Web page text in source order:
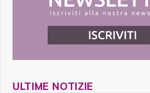
ULTIME NOTIZIE